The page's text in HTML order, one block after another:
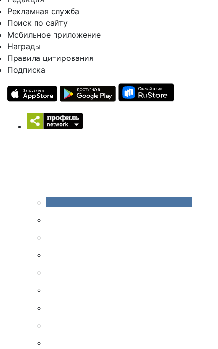
Рекламная служба
Поиск по сайту
Мобильное приложение
Награды
Правила цитирования
Подписка